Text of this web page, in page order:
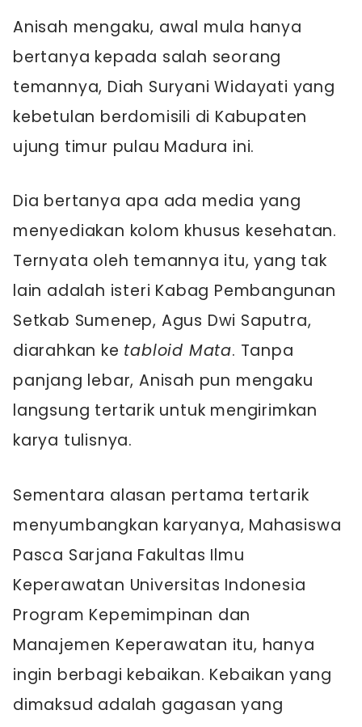
Anisah mengaku, awal mula hanya
bertanya kepada salah seorang
temannya, Diah Suryani Widayati yang
kebetulan berdomisili di Kabupaten
ujung timur pulau Madura ini.
Dia bertanya apa ada media yang
menyediakan kolom khusus kesehatan.
Ternyata oleh temannya itu, yang tak
lain adalah isteri Kabag Pembangunan
Setkab Sumenep, Agus Dwi Saputra,
diarahkan ke tabloid Mata. Tanpa
panjang lebar, Anisah pun mengaku
langsung tertarik untuk mengirimkan
karya tulisnya.
Sementara alasan pertama tertarik
menyumbangkan karyanya, Mahasiswa
Pasca Sarjana Fakultas Ilmu
Keperawatan Universitas Indonesia
Program Kepemimpinan dan
Manajemen Keperawatan itu, hanya
ingin berbagi kebaikan. Kebaikan yang
dimaksud adalah gagasan yang